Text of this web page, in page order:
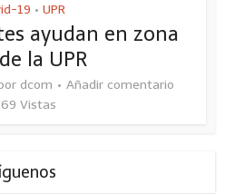
19 • UPR
ayudan en zona
la UPR
dcom
Añadir comentario
69 Vistas